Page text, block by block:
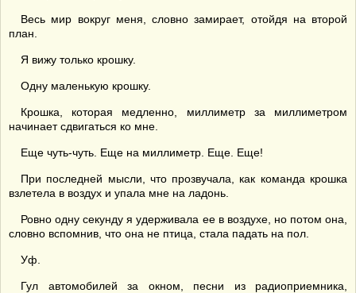
Весь мир вокруг меня, словно замирает, отойдя на второй
план.
Я вижу только крошку.
Одну маленькую крошку.
Крошка, которая медленно, миллиметр за миллиметром
начинает сдвигаться ко мне.
Еще чуть-чуть. Еще на миллиметр. Еще. Еще!
При последней мысли, что прозвучала, как команда крошка
взлетела в воздух и упала мне на ладонь.
Ровно одну секунду я удерживала ее в воздухе, но потом она,
словно вспомнив, что она не птица, стала падать на пол.
Уф.
Гул автомобилей за окном, песни из радиоприемника,